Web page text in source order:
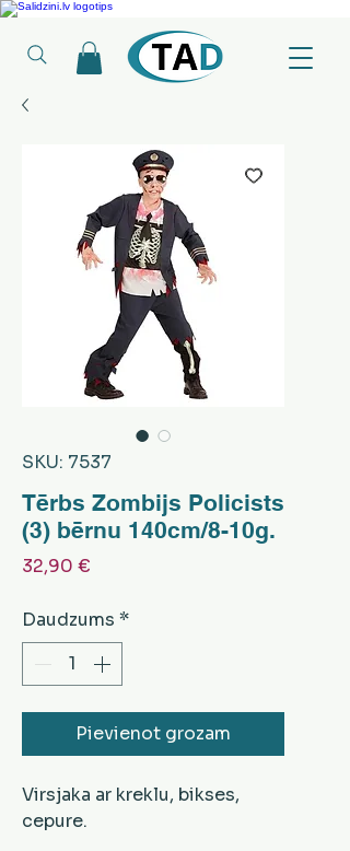
Ledusskapji, Sadzīves tehnika, Smaržas,
SKU: 7537
Tērbs Zombijs Policists
(3) bērnu 140cm/8-10g.
32,90 €
Daudzums *
Pievienot grozam
Virsjaka ar kreklu, bikses,
cepure.